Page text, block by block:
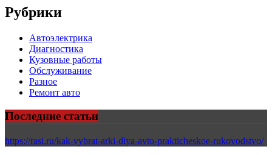
Рубрики
Автоэлектрика
Диагностика
Кузовные работы
Обслуживание
Разное
Ремонт авто
Последние статьи
https://rasi.ru/kak-vybrat-arki-dlya-avto-prakticheskoe-rukovodstvo/